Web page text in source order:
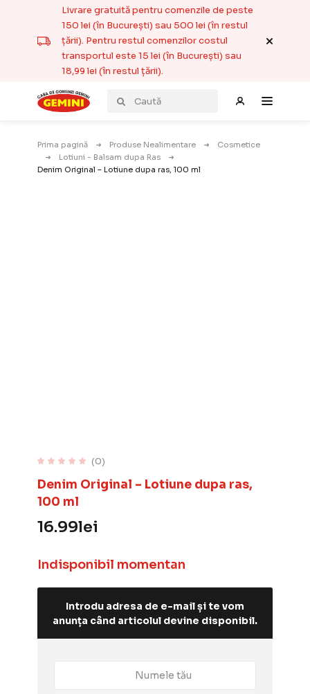
Livrare gratuită pentru comenzile de peste
150 lei (în București) sau 500 lei (în restul
țării). Pentru restul comenzilor costul
transportul este 15 lei (în București) sau
18,99 lei (în restul țării).
Prima pagină Produse Nealimentare
Cosmetice
Lotiuni - Balsam dupa Ras
Denim Original – Lotiune dupa ras, 100 ml
(0)
Denim Original – Lotiune dupa ras,
100 ml
16.99lei
Indisponibil momentan
Introdu adresa de e-mail și te vom
anunța când articolul devine disponibil.